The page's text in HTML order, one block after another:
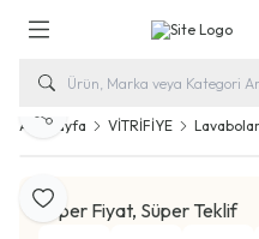
Ana Sayfa VİTRİFİYE Lavabolar
Favoriye Ekle
Paylaş
Süper Fiyat, Süper Teklif